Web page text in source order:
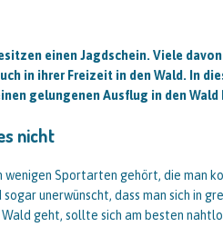
einen Jagdschein. Viele
in ihrer Freizeit in den Wald. In
gelungenen Ausflug in den Wald
nicht
wenigen Sportarten gehört, die man
unerwünscht, dass man sich in
geht, sollte sich am besten